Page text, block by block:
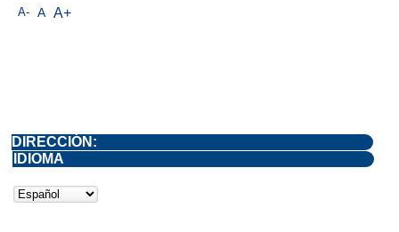
A- A A+
DIRECCIÓN:
IDIOMA